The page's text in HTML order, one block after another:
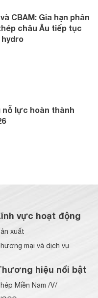
CBAM: Gia hạn phân
châu Âu tiếp tục
nỗ lực hoàn thành
vực hoạt động
xuất
mại và dịch vụ
hiệu nổi bật
Miền Nam /V/